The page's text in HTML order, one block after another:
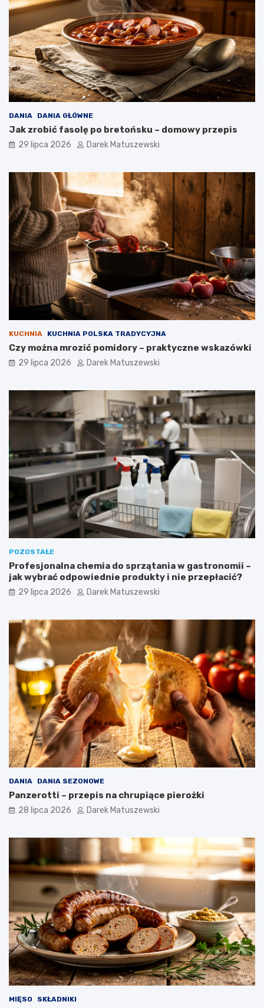
DANIA DANIA GŁÓWNE
Jak zrobić fasolę po bretońsku – domowy przepis
29 lipca 2026 Darek Matuszewski
KUCHNIA KUCHNIA POLSKA TRADYCYJNA
Czy można mrozić pomidory – praktyczne wskazówki
29 lipca 2026 Darek Matuszewski
POZOSTAŁE
Profesjonalna chemia do sprzątania w gastronomii –
jak wybrać odpowiednie produkty i nie przepłacić?
29 lipca 2026 Darek Matuszewski
DANIA DANIA SEZONOWE
Panzerotti – przepis na chrupiące pierożki
28 lipca 2026 Darek Matuszewski
MIĘSO SKŁADNIKI